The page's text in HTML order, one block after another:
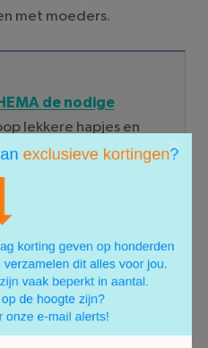
met moeders.
de nodige
lekkere hapjes en
een compleet dagje
uitje
met Moederdag, zoals
volgen of een
×